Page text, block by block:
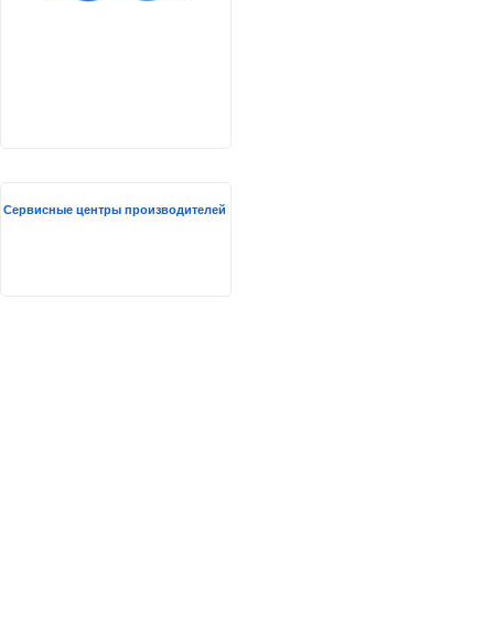
Сервисные центры производителей